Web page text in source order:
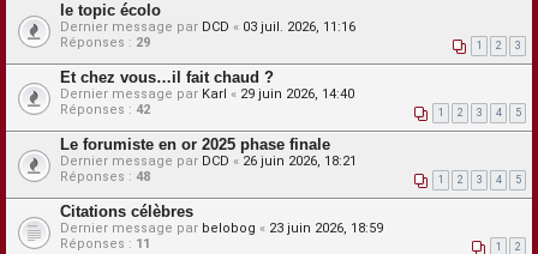
le topic écolo
Dernier message par DCD « 03 juil. 2026, 11:16
Réponses : 29 1 2 3
Et chez vous…il fait chaud ?
Dernier message par Karl « 29 juin 2026, 14:40
Réponses : 42 1 2 3 4 5
Le forumiste en or 2025 phase finale
Dernier message par DCD « 26 juin 2026, 18:21
Réponses : 48 1 2 3 4 5
Citations célèbres
Dernier message par belobog « 23 juin 2026, 18:59
Réponses : 11 1 2